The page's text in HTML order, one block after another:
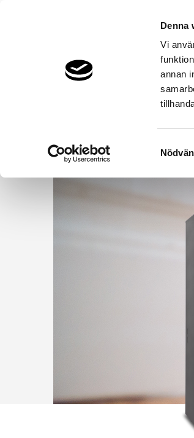
Denna
Vi
annan
Bergvärme & Jordvärme
VÄRMEPUMPAR &